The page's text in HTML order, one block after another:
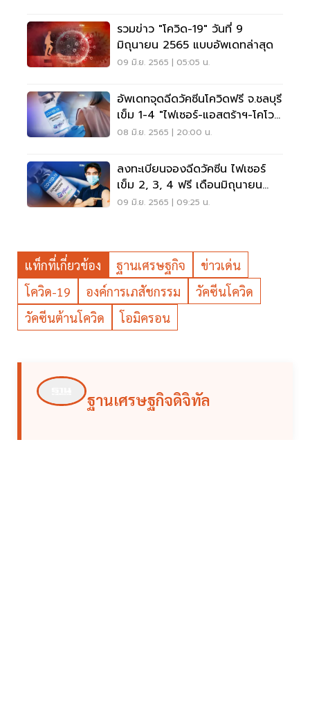
รวมข่าว "โควิด-19" วันที่ 9
มิถุนายน 2565 แบบอัพเดทล่าสุด
09 มิ.ย. 2565 | 05:05 น.
อัพเดทจุดฉีดวัคซีนโควิดฟรี จ.ชลบุรี
เข็ม 1-4 "ไฟเซอร์-แอสตร้าฯ-โคโว
แวกซ์"
08 มิ.ย. 2565 | 20:00 น.
ลงทะเบียนจองฉีดวัคซีน ไฟเซอร์
เข็ม 2, 3, 4 ฟรี เดือนมิถุนายน
คลิกที่นี่
09 มิ.ย. 2565 | 09:25 น.
แท็กที่เกี่ยวข้อง ฐานเศรษฐกิจ
ข่าวเด่น
โควิด-19
องค์การเภสัชกรรม
วัคซีนโควิด
วัคซีนต้านโควิด
โอมิครอน
ฐานเศรษฐกิจดิจิทัล